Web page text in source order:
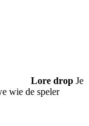
Lore drop Je
wie de speler